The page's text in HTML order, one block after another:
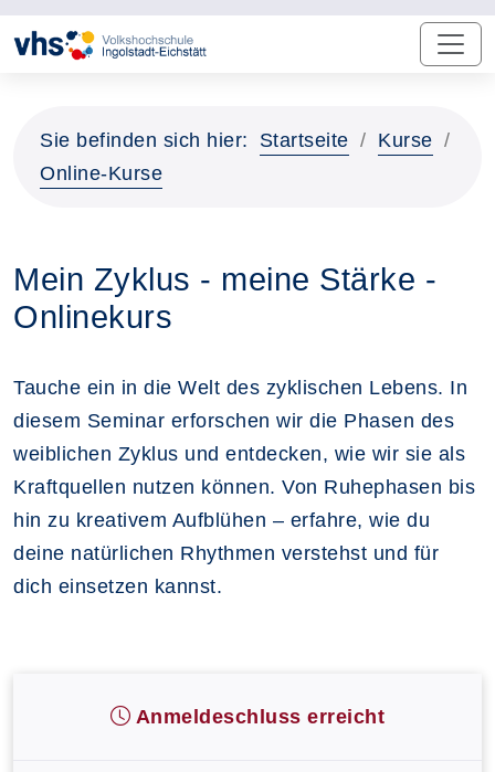
Sie befinden sich hier: Startseite
Kurse
Online-Kurse
Mein Zyklus - meine Stärke -
Onlinekurs
Tauche ein in die Welt des zyklischen Lebens. In
diesem Seminar erforschen wir die Phasen des
weiblichen Zyklus und entdecken, wie wir sie als
Kraftquellen nutzen können. Von Ruhephasen bis
hin zu kreativem Aufblühen – erfahre, wie du
deine natürlichen Rhythmen verstehst und für
dich einsetzen kannst.
Anmeldeschluss erreicht